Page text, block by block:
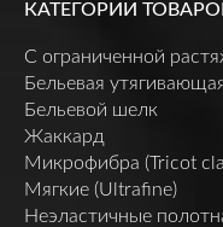
КАТЕГОРИИ
C ограниченной
Бельевая
Бельевой шелк
Жаккард
Микрофибра (Tricot
Мягкие (Ultrafine)
Неэластичные